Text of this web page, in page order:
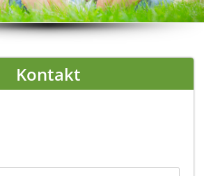
Kontakt